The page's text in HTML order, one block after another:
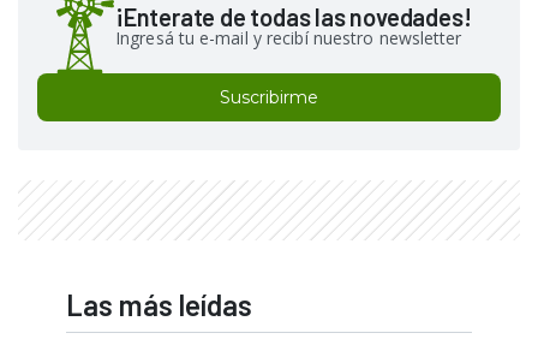
¡Enterate de todas las novedades!
Ingresá tu e-mail y recibí nuestro newsletter
Suscribirme
Las más leídas